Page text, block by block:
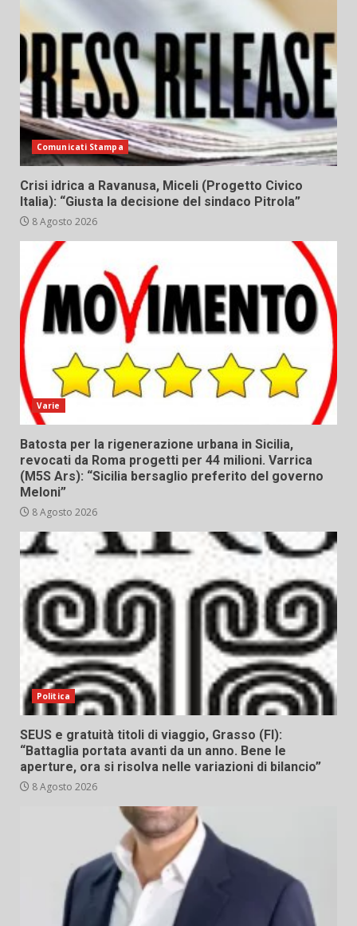
Comunicati Stampa
Crisi idrica a Ravanusa, Miceli (Progetto Civico
Italia): “Giusta la decisione del sindaco Pitrola”
8 Agosto 2026
Varie
Batosta per la rigenerazione urbana in Sicilia,
revocati da Roma progetti per 44 milioni. Varrica
(M5S Ars): “Sicilia bersaglio preferito del governo
Meloni”
8 Agosto 2026
Politica
SEUS e gratuità titoli di viaggio, Grasso (FI):
“Battaglia portata avanti da un anno. Bene le
aperture, ora si risolva nelle variazioni di bilancio”
8 Agosto 2026